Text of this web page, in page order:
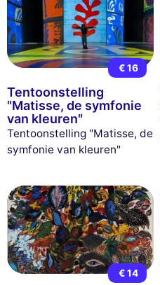
€ 16
Tentoonstelling
"Matisse, de symfonie
van kleuren"
Tentoonstelling "Matisse, de
symfonie van kleuren"
€ 14